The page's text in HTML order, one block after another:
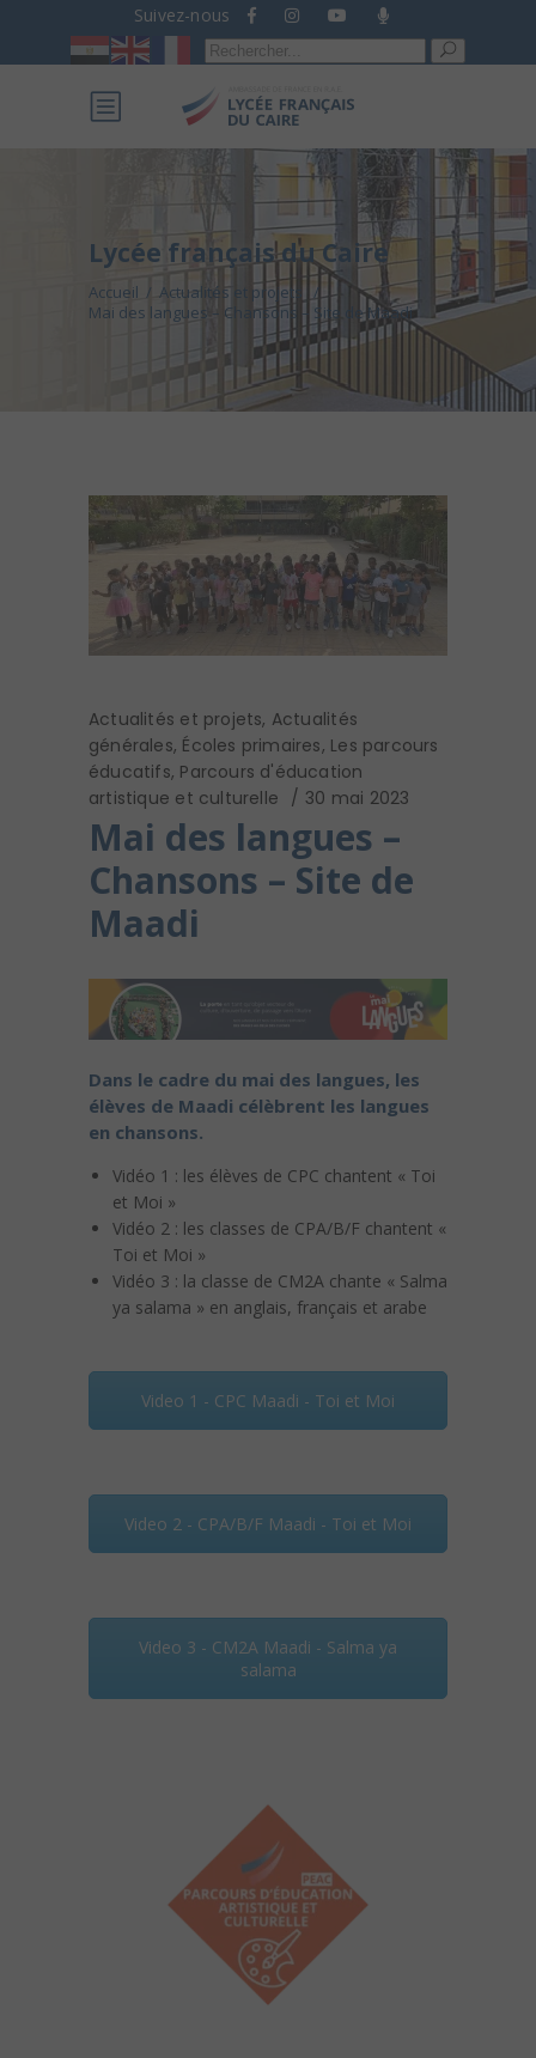
Suivez-nous
Recherche
pour :
Lycée français du Caire
Accueil / Actualités et projets
/
Mai des langues – Chansons – Site de Maadi
Actualités et projets, Actualités
générales, Écoles primaires, Les parcours
éducatifs, Parcours d'éducation
artistique et culturelle
30 mai 2023
Mai des langues –
Chansons – Site de
Maadi
Dans le cadre du mai des langues, les
élèves de Maadi célèbrent les langues
en chansons.
Vidéo 1 : les élèves de CPC chantent « Toi
et Moi »
Vidéo 2 : les classes de CPA/B/F chantent «
Toi et Moi »
Vidéo 3 : la classe de CM2A chante « Salma
ya salama » en anglais, français et arabe
Video 1 - CPC Maadi - Toi et Moi
Video 2 - CPA/B/F Maadi - Toi et Moi
Video 3 - CM2A Maadi - Salma ya
salama